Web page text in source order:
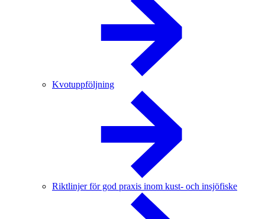
Kvotuppföljning
Riktlinjer för god praxis inom kust- och insjöfiske